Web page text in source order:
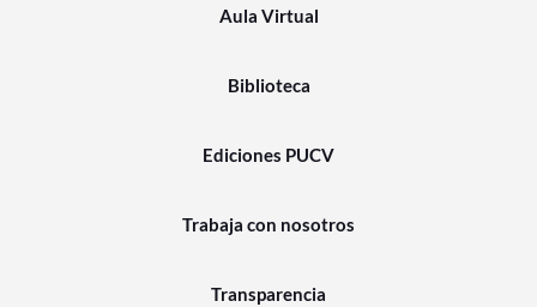
Aula Virtual
Biblioteca
Ediciones PUCV
Trabaja con nosotros
Transparencia